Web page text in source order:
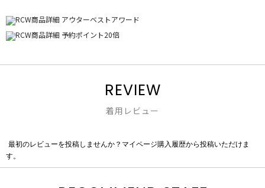
REVIEW
着用レビュー
評
価
最初のレビューを投稿しませんか？マイページ購入履歴から投稿いただけま
す。